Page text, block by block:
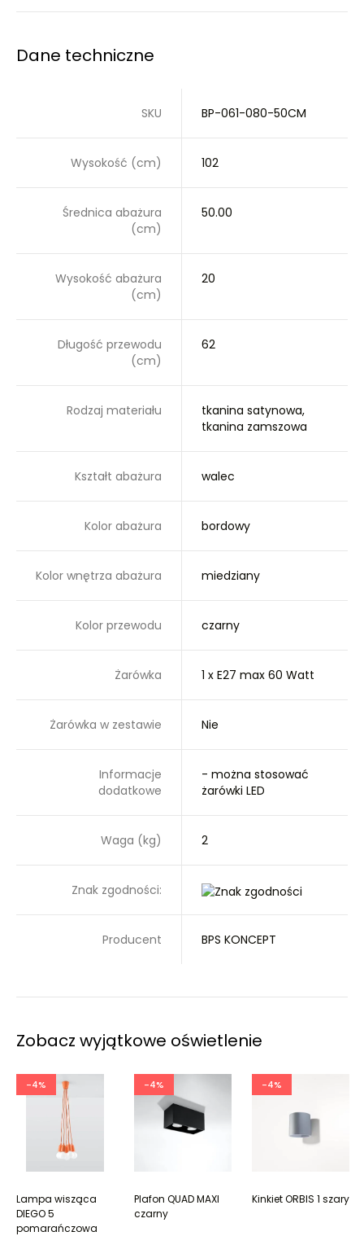
Dane techniczne
SKU BP-061-080-50CM
Wysokość (cm) 102
Średnica abażura
(cm)
50.00
Wysokość abażura
(cm)
20
Długość przewodu
(cm)
62
Rodzaj materiału
tkanina satynowa,
tkanina zamszowa
Kształt abażura walec
Kolor abażura bordowy
Kolor wnętrza abażura miedziany
Kolor przewodu czarny
Żarówka 1 x E27 max 60 Watt
Żarówka w zestawie Nie
Informacje
dodatkowe
- można stosować
żarówki LED
Waga (kg) 2
Znak zgodności:
Producent BPS KONCEPT
Zobacz wyjątkowe oświetlenie
-4%
Lampa wisząca
DIEGO 5
pomarańczowa
-4%
Plafon QUAD MAXI
czarny
-4%
Kinkiet ORBIS 1 szary